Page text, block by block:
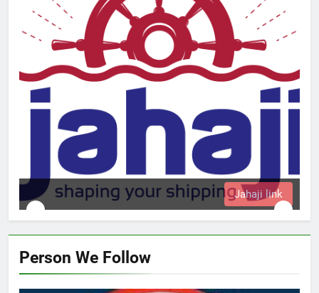
Jahaji link
Person We Follow